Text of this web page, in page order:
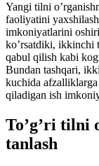
Yangi tilni
faoliyatini
imkoniyatlarini
ko’rsatdiki, ikkinchi
qabul qilish kabi
Bundan tashqari,
kuchida
qiladigan ish
To’g’ri tilni
tanlash